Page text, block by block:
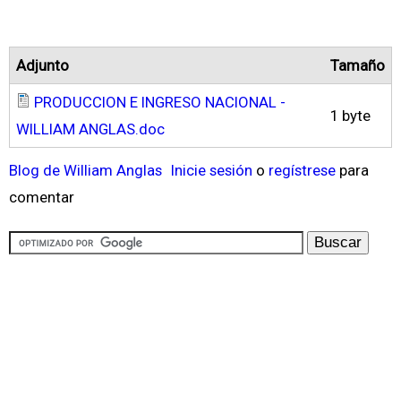
Adjunto Tamaño
PRODUCCION E INGRESO NACIONAL -
WILLIAM ANGLAS.doc
1 byte
Blog de William Anglas Inicie sesión o regístrese para
comentar